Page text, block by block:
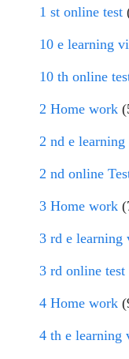
1 st online test
10 e learning
10 th online
2 Home work
2 nd e learning
2 nd online
3 Home work
3 rd e learning
3 rd online test
4 Home work
4 th e learning